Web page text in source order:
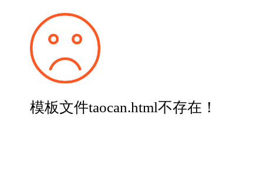
模板文件taocan.html不存在！